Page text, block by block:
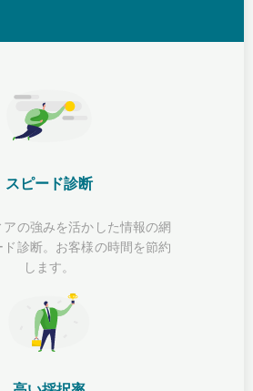
スピード診断
アの強みを活かした情報の網
ド診断。お客様の時間を節約
します。